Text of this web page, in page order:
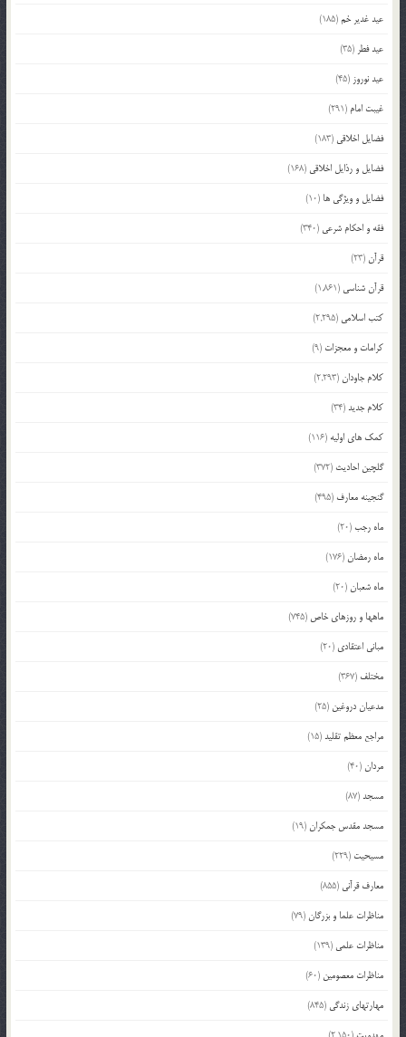
عید غدیر خم(185)
عید فطر (35)
عید نوروز (45)
غیبت امام (291)
فضایل اخلاقی (183)
فضایل و رذایل اخلاقی (168)
فضایل و ویژگی ها (10)
فقه و احکام شرعی (340)
قرآن(23)
قرآن شناسی (1,861)
کتب اسلامی (2,295)
کرامات و معجزات (9)
کلام جاودان(2,293)
کلام جدید(34)
کمک های اولیه (116)
گلچین احادیث (372)
گنجینه معارف (495)
ماه رجب(20)
ماه رمضان(176)
ماه شعبان(20)
ماهها و روزهای خاص (745)
مبانی اعتقادی (20)
مختلف (367)
مدعیان دروغین (25)
مراجع معظم تقلید(15)
مردان(40)
مسجد(87)
مسجد مقدس جمکران(19)
مسیحیت (229)
معارف قرآنی (855)
مناظرات علما و بزرگان(79)
مناظرات علمی (139)
مناظرات معصومین (60)
مهارتهای زندگی (845)